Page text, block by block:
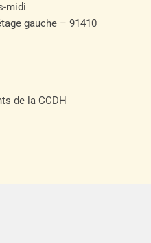
midi
gauche – 91410
de la CCDH